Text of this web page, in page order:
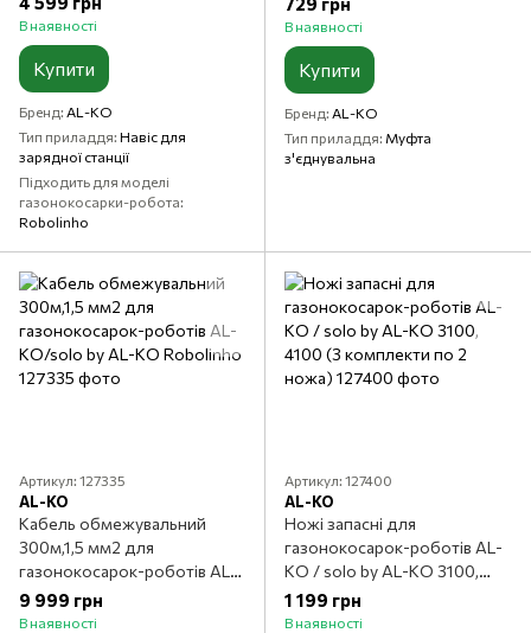
В наявності
Купити
Бренд AL-KO
Тип приладдя Навіс для
зарядної станції
Підходить для моделі
газонокосарки-робота
Robolinho
В наявності
Купити
Бренд AL-KO
Тип приладдя Муфта
з'єднувальна
Артикул: 127335
AL-KO
Кабель обмежувальний
300м,1,5 мм2 для
газонокосарок-роботів AL-
KO/solo by AL-KO Robolinho
9 999 грн
В наявності
Артикул: 127400
AL-KO
Ножі запасні для
газонокосарок-роботів AL-
KO / solo by AL-KO 3100,
4100 (3 комплекти по 2
ножа)
1 199 грн
В наявності